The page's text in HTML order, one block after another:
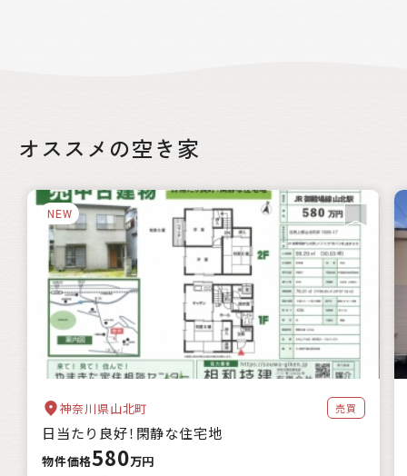
オススメの空き家
NEW
神奈川県山北町 売買
日当たり良好！閑静な住宅地
物件価格580万円